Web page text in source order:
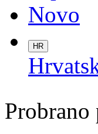
Novo
HR
Probrano